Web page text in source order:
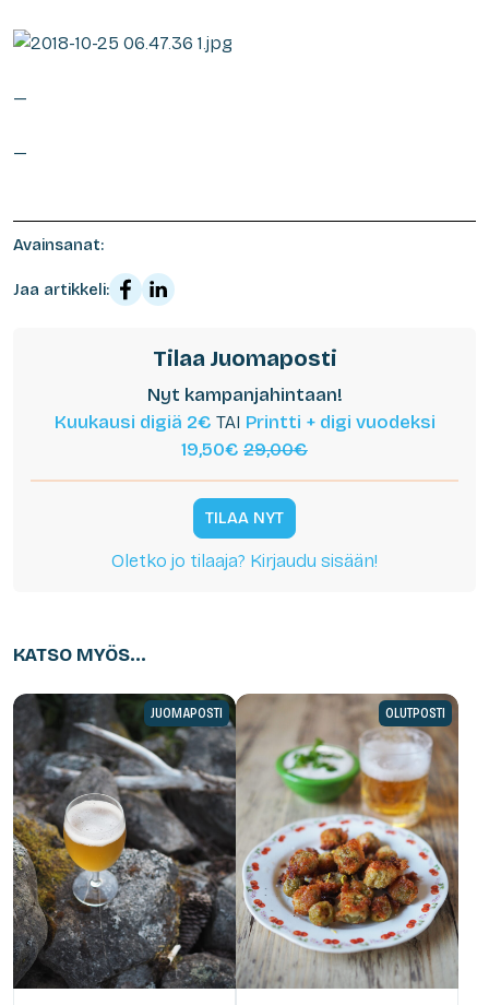
—
—
Avainsanat:
Jaa artikkeli:
Tilaa Juomaposti
Nyt kampanjahintaan!
Kuukausi digiä 2€ TAI Printti + digi vuodeksi
19,50€ 29,00€
TILAA NYT
Oletko jo tilaaja? Kirjaudu sisään!
KATSO MYÖS...
JUOMAPOSTI OLUTPOSTI